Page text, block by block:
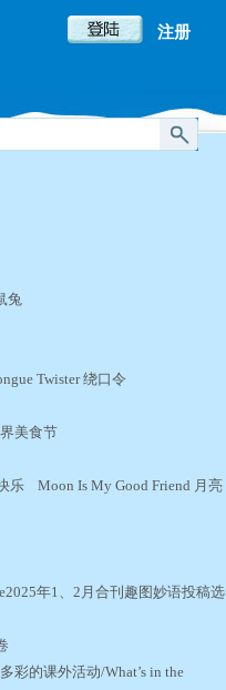
注册
兔
Twister 绕口令
界美食节
乐 Moon Is My Good Friend 月亮
年1、2月合刊趣图妙语投稿选
彩的课外活动/What’s in the